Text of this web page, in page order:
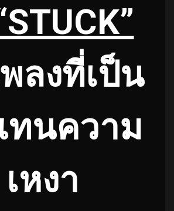
ลงที่เป็น
ทนความ
เหงา